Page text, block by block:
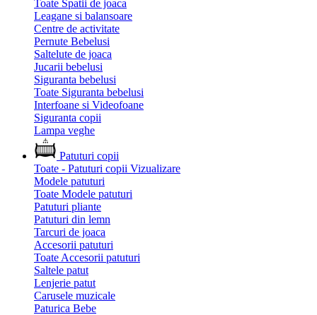
Toate Spatii de joaca
Leagane si balansoare
Centre de activitate
Pernute Bebelusi
Saltelute de joaca
Jucarii bebelusi
Siguranta bebelusi
Toate Siguranta bebelusi
Interfoane si Videofoane
Siguranta copii
Lampa veghe
Patuturi copii
Toate - Patuturi copii Vizualizare
Modele patuturi
Toate Modele patuturi
Patuturi pliante
Patuturi din lemn
Tarcuri de joaca
Accesorii patuturi
Toate Accesorii patuturi
Saltele patut
Lenjerie patut
Carusele muzicale
Paturica Bebe